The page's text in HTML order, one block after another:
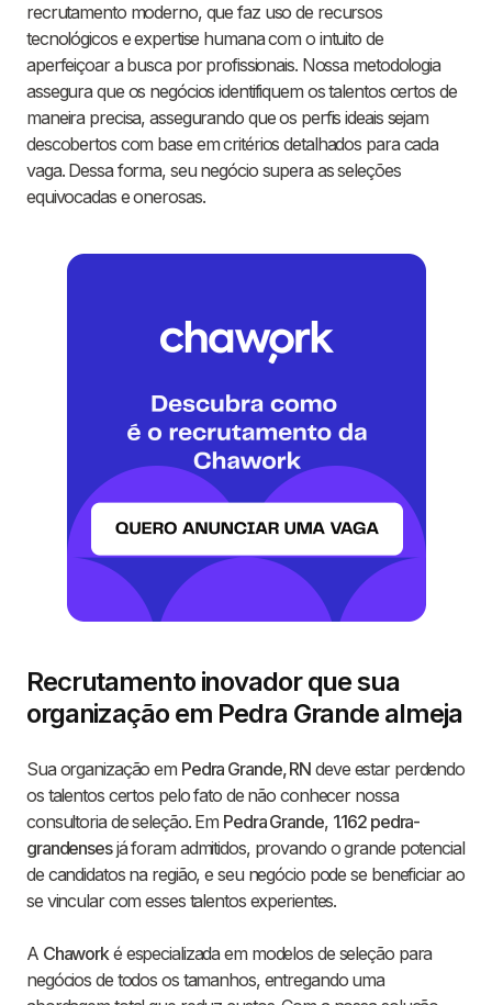
recrutamento moderno, que faz uso de recursos
tecnológicos e expertise humana com o intuito de
aperfeiçoar a busca por profissionais. Nossa metodologia
assegura que os negócios identifiquem os talentos certos de
maneira precisa, assegurando que os perfis ideais sejam
descobertos com base em critérios detalhados para cada
vaga. Dessa forma, seu negócio supera as seleções
equivocadas e onerosas.
Recrutamento inovador que sua
organização em Pedra Grande almeja
Sua organização em Pedra Grande, RN deve estar perdendo
os talentos certos pelo fato de não conhecer nossa
consultoria de seleção. Em Pedra Grande, 1.162 pedra-
grandensesjá foram admitidos, provando o grande potencial
de candidatos na região, e seu negócio pode se beneficiar ao
se vincular com esses talentos experientes.
A Chaworké especializada em modelos de seleção para
negócios de todos os tamanhos, entregando uma